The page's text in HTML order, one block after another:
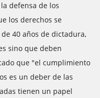
defensa de los
los derechos se
40 años de dictadura,
sino que deben
que "el cumplimiento
es un deber de las
tienen un papel